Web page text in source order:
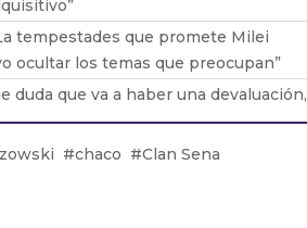
tempestades que promete Milei
ocultar los temas que preocupan”
duda que va a haber una devaluación,
ha sido la parte experimental de las
chaco Clan Sena